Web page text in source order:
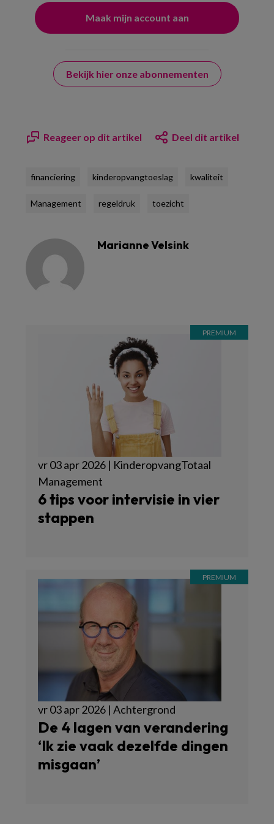
Bekijk hier onze abonnementen
Reageer op dit artikel Deel dit artikel
financiering kinderopvangtoeslag kwaliteit
Management regeldruk toezicht
Marianne Velsink
vr 03 apr 2026 | KinderopvangTotaal
Management
6 tips voor intervisie in vier
stappen
vr 03 apr 2026 | Achtergrond
De 4 lagen van verandering
‘Ik zie vaak dezelfde dingen
misgaan’